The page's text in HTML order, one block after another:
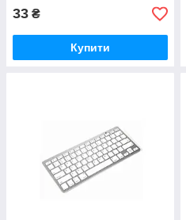
33 ₴
Купити